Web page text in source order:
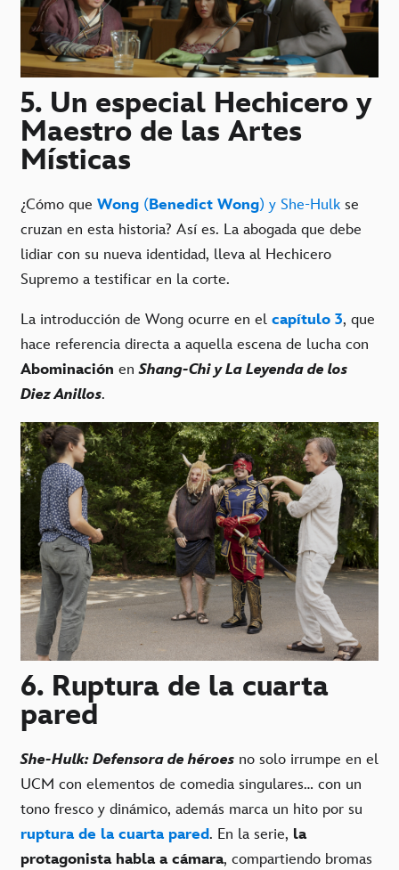
5. Un especial Hechicero y
Maestro de las Artes
Místicas
¿Cómo que Wong (Benedict Wong) y She-Hulk se
cruzan en esta historia? Así es. La abogada que debe
lidiar con su nueva identidad, lleva al Hechicero
Supremo a testificar en la corte.
La introducción de Wong ocurre en el capítulo 3, que
hace referencia directa a aquella escena de lucha con
Abominación enShang-Chi y La Leyenda de los
Diez Anillos.
6. Ruptura de la cuarta
pared
She-Hulk: Defensora de héroes no solo irrumpe en el
UCM con elementos de comedia singulares… con un
tono fresco y dinámico, además marca un hito por su
ruptura de la cuarta pared. En la serie, la
protagonista habla a cámara, compartiendo bromas